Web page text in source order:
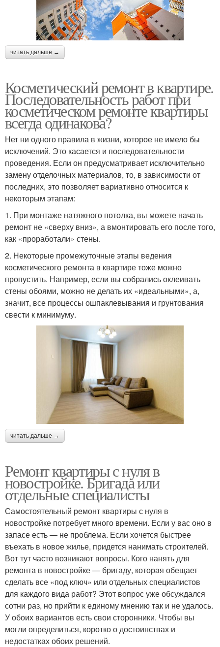
читать дальше →
Косметический ремонт в квартире.
Последовательность работ при
косметическом ремонте квартиры
всегда одинакова?
Нет ни одного правила в жизни, которое не имело бы
исключений. Это касается и последовательности
проведения. Если он предусматривает исключительно
замену отделочных материалов, то, в зависимости от
последних, это позволяет вариативно относится к
некоторым этапам:
1. При монтаже натяжного потолка, вы можете начать
ремонт не «сверху вниз», а вмонтировать его после того,
как «проработали» стены.
2. Некоторые промежуточные этапы ведения
косметического ремонта в квартире тоже можно
пропустить. Например, если вы собрались оклеивать
стены обоями, можно не делать их «идеальными», а,
значит, все процессы ошпаклевывания и грунтования
свести к минимуму.
читать дальше →
Ремонт квартиры с нуля в
новостройке. Бригада или
отдельные специалисты
Самостоятельный ремонт квартиры с нуля в
новостройке потребует много времени. Если у вас оно в
запасе есть — не проблема. Если хочется быстрее
въехать в новое жилье, придется нанимать строителей.
Вот тут часто возникают вопросы. Кого нанять для
ремонта в новостройке — бригаду, которая обещает
сделать все «под ключ» или отдельных специалистов
для каждого вида работ? Этот вопрос уже обсуждался
сотни раз, но прийти к единому мнению так и не удалось.
У обоих вариантов есть свои сторонники. Чтобы вы
могли определиться, коротко о достоинствах и
недостатках обоих решений.